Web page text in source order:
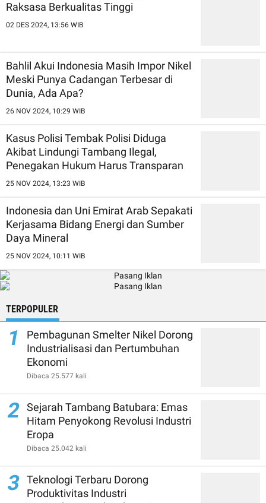
Raksasa Berkualitas Tinggi
02 DES 2024, 13:56 WIB
Bahlil Akui Indonesia Masih Impor Nikel
Meski Punya Cadangan Terbesar di
Dunia, Ada Apa?
26 NOV 2024, 10:29 WIB
Kasus Polisi Tembak Polisi Diduga
Akibat Lindungi Tambang Ilegal,
Penegakan Hukum Harus Transparan
25 NOV 2024, 13:23 WIB
Indonesia dan Uni Emirat Arab Sepakati
Kerjasama Bidang Energi dan Sumber
Daya Mineral
25 NOV 2024, 10:11 WIB
TERPOPULER
1
Pembagunan Smelter Nikel Dorong
Industrialisasi dan Pertumbuhan
Ekonomi
Dibaca 25.577 kali
2 Sejarah Tambang Batubara: Emas
Hitam Penyokong Revolusi Industri
Eropa
Dibaca 25.042 kali
3 Teknologi Terbaru Dorong
Produktivitas Industri